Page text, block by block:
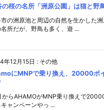
の桜の名所「洲原公園」は猫と野
の洲原池と周辺の自然を生かした
所だが、野鳥も多く、遊 ...
年12月15日 : その他
にMNPで乗り換え、20000ポ
からAHAMOがMNP乗り換えで
ャンペーンやっ ...